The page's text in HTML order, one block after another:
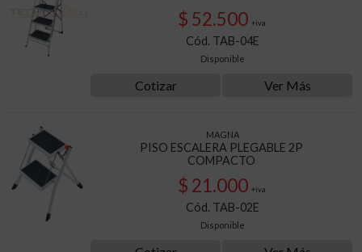
$ 52.500 +iva
Cód. TAB-04E
Disponible
Cotizar Ver Más
MAGNA
PISO ESCALERA PLEGABLE 2P
COMPACTO
$ 21.000 +iva
Cód. TAB-02E
Disponible